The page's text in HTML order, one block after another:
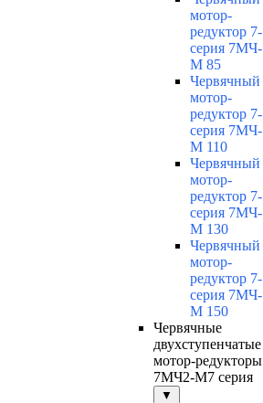
мотор-
редуктор 7-
серия 7МЧ-
М 85
Червячный
мотор-
редуктор 7-
серия 7МЧ-
М 110
Червячный
мотор-
редуктор 7-
серия 7МЧ-
М 130
Червячный
мотор-
редуктор 7-
серия 7МЧ-
М 150
Червячные
двухступенчатые
мотор-редукторы
7МЧ2-М7 серия
▼